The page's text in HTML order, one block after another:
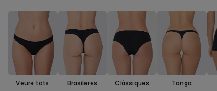
Veure tots Brasileres Clàssiques Tanga